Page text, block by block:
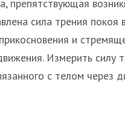
препятствующая
сила трения
и
Измерить
с телом через